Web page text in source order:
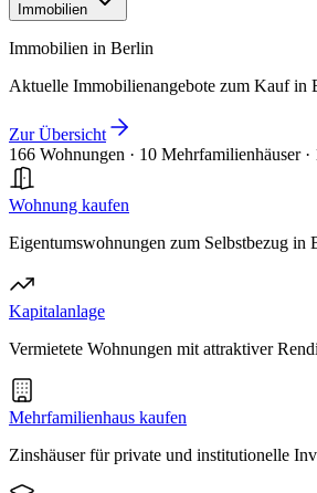
Immobilien
Immobilien in Berlin
Aktuelle Immobilienangebote zum Kauf in
Zur Übersicht
166 Wohnungen · 10 Mehrfamilienhäuser ·
Wohnung kaufen
Eigentumswohnungen zum Selbstbezug in
Kapitalanlage
Vermietete Wohnungen mit attraktiver
Mehrfamilienhaus kaufen
Zinshäuser für private und institutionelle